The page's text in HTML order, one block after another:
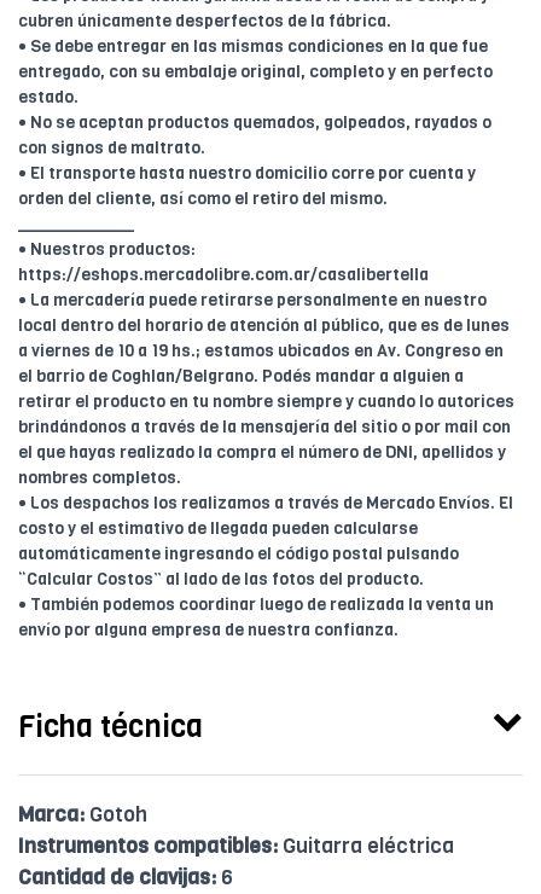
cubren únicamente desperfectos de la fábrica.
• Se debe entregar en las mismas condiciones en la que fue
entregado, con su embalaje original, completo y en perfecto
estado.
• No se aceptan productos quemados, golpeados, rayados o
con signos de maltrato.
• El transporte hasta nuestro domicilio corre por cuenta y
orden del cliente, así como el retiro del mismo.
____________
• Nuestros productos:
https://eshops.mercadolibre.com.ar/casalibertella
• La mercadería puede retirarse personalmente en nuestro
local dentro del horario de atención al público, que es de lunes
a viernes de 10 a 19 hs.; estamos ubicados en Av. Congreso en
el barrio de Coghlan/Belgrano. Podés mandar a alguien a
retirar el producto en tu nombre siempre y cuando lo autorices
brindándonos a través de la mensajería del sitio o por mail con
el que hayas realizado la compra el número de DNI, apellidos y
nombres completos.
• Los despachos los realizamos a través de Mercado Envíos. El
costo y el estimativo de llegada pueden calcularse
automáticamente ingresando el código postal pulsando
“Calcular Costos” al lado de las fotos del producto.
• También podemos coordinar luego de realizada la venta un
envío por alguna empresa de nuestra confianza.
Ficha técnica
Marca: Gotoh
Instrumentos compatibles: Guitarra eléctrica
Cantidad de clavijas: 6